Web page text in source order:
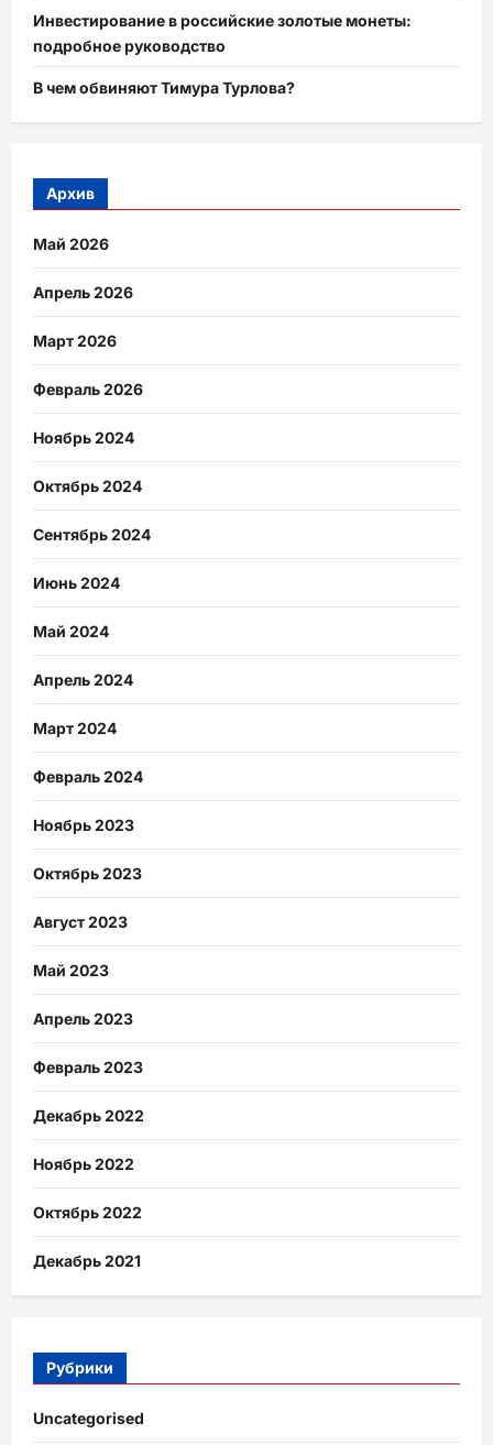
Инвестирование в российские золотые монеты:
подробное руководство
В чем обвиняют Тимура Турлова?
Архив
Май 2026
Апрель 2026
Март 2026
Февраль 2026
Ноябрь 2024
Октябрь 2024
Сентябрь 2024
Июнь 2024
Май 2024
Апрель 2024
Март 2024
Февраль 2024
Ноябрь 2023
Октябрь 2023
Август 2023
Май 2023
Апрель 2023
Февраль 2023
Декабрь 2022
Ноябрь 2022
Октябрь 2022
Декабрь 2021
Рубрики
Uncategorised